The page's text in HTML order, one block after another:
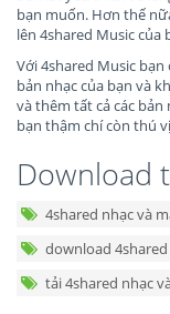
bạn muốn. Hơn thế
lên 4shared Music của
Với 4shared Music
bản nhạc của bạn và
và thêm tất cả các bản
bạn thậm chí còn thú
Download
4shared nhạc và
download
tải 4shared nhạc